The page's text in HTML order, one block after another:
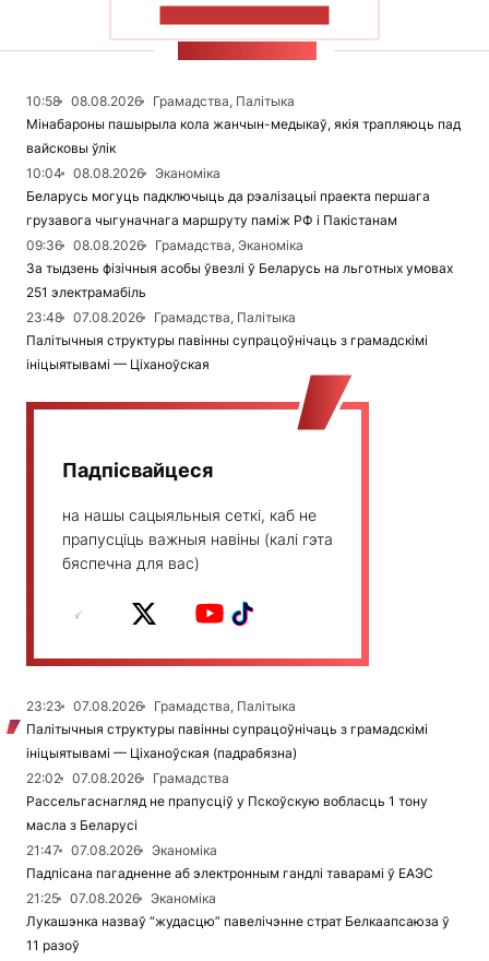
10:58 08.08.2026
Грамадства, Палітыка
Мінабароны пашырыла кола жанчын-медыкаў, якія трапляюць пад
вайсковы ўлік
10:04
08.08.2026
Эканоміка
Беларусь могуць падключыць да рэалізацыі праекта першага
грузавога чыгуначнага маршруту паміж РФ і Пакістанам
09:36
08.08.2026
Грамадства, Эканоміка
За тыдзень фізічныя асобы ўвезлі ў Беларусь на льготных умовах
251 электрамабіль
23:48
07.08.2026
Грамадства, Палітыка
Палітычныя структуры павінны супрацоўнічаць з грамадскімі
ініцыятывамі — Ціханоўская
Падпісвайцеся
на нашы сацыяльныя сеткі, каб не
прапусціць важныя навіны (калі гэта
бяспечна для вас)
23:23 07.08.2026
Грамадства, Палітыка
Палітычныя структуры павінны супрацоўнічаць з грамадскімі
ініцыятывамі — Ціханоўская (падрабязна)
22:02
07.08.2026
Грамадства
Рассельгаснагляд не прапусціў у Пскоўскую вобласць 1 тону
масла з Беларусі
21:47
07.08.2026
Эканоміка
Падпісана пагадненне аб электронным гандлі таварамі ў ЕАЭС
21:25
07.08.2026
Эканоміка
Лукашэнка назваў “жудасцю” павелічэнне страт Белкаапсаюза ў
11 разоў